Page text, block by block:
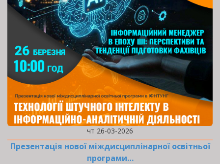
чт 26-03-2026
Презентація нової міждисциплінарної освітньої
програми…